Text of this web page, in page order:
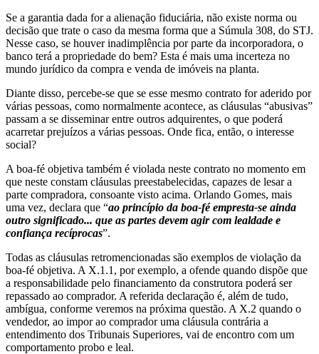
Se a garantia dada for a alienação fiduciária, não existe norma ou
decisão que trate o caso da mesma forma que a Súmula 308, do STJ.
Nesse caso, se houver inadimplência por parte da incorporadora, o
banco terá a propriedade do bem? Esta é mais uma incerteza no
mundo jurídico da compra e venda de imóveis na planta.
Diante disso, percebe-se que se esse mesmo contrato for aderido por
várias pessoas, como normalmente acontece, as cláusulas “abusivas”
passam a se disseminar entre outros adquirentes, o que poderá
acarretar prejuízos a várias pessoas. Onde fica, então, o interesse
social?
A boa-fé objetiva também é violada neste contrato no momento em
que neste constam cláusulas preestabelecidas, capazes de lesar a
parte compradora, consoante visto acima. Orlando Gomes, mais
uma vez, declara que “ao princípio da boa-fé empresta-se ainda
outro significado... que as partes devem agir com lealdade e
confiança recíprocas”.
Todas as cláusulas retromencionadas são exemplos de violação da
boa-fé objetiva. A X.1.1, por exemplo, a ofende quando dispõe que
a responsabilidade pelo financiamento da construtora poderá ser
repassado ao comprador. A referida declaração é, além de tudo,
ambígua, conforme veremos na próxima questão. A X.2 quando o
vendedor, ao impor ao comprador uma cláusula contrária a
entendimento dos Tribunais Superiores, vai de encontro com um
comportamento probo e leal.